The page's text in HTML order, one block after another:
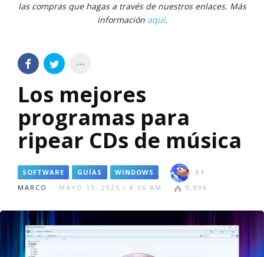
las compras que hagas a través de nuestros enlaces. Más
información aquí.
Los mejores
programas para
ripear CDs de música
SOFTWARE GUÍAS WINDOWS
BY
MARCO
MAYO 15, 2025 / 8:36 AM 9.896